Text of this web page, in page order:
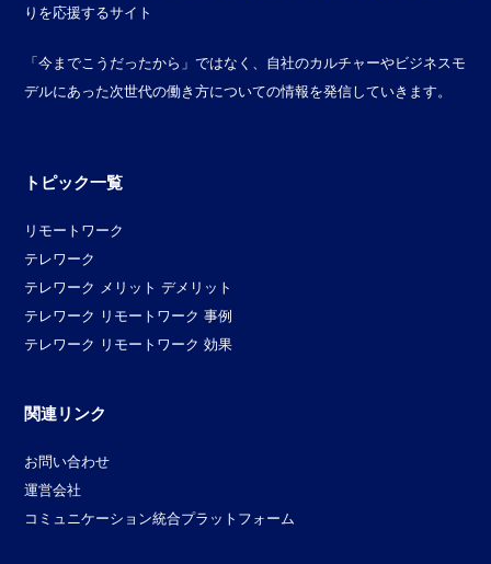
りを応援するサイト
「今までこうだったから」ではなく、自社のカルチャーやビジネスモ
デルにあった次世代の働き方についての情報を発信していきます。
トピック一覧
リモートワーク
テレワーク
テレワーク メリット デメリット
テレワーク リモートワーク 事例
テレワーク リモートワーク 効果
関連リンク
お問い合わせ
運営会社
コミュニケーション統合プラットフォーム